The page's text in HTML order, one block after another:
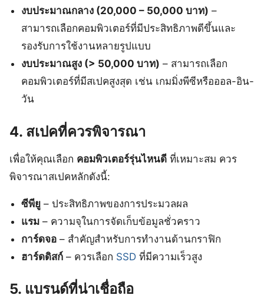
งบประมาณกลาง (20,000 – 50,000 บาท) –
สามารถเลือกคอมพิวเตอร์ที่มีประสิทธิภาพดีขึ้นและ
รองรับการใช้งานหลายรูปแบบ
งบประมาณสูง (> 50,000 บาท) – สามารถเลือก
คอมพิวเตอร์ที่มีสเปคสูงสุด เช่น เกมมิ่งพีซีหรือออล-อิน-
วัน
4. สเปคที่ควรพิจารณา
เพื่อให้คุณเลือก คอมพิวเตอร์รุ่นไหนดี ที่เหมาะสม ควร
พิจารณาสเปคหลักดังนี้:
ซีพียู – ประสิทธิภาพของการประมวลผล
แรม – ความจุในการจัดเก็บข้อมูลชั่วคราว
การ์ดจอ – สำคัญสำหรับการทำงานด้านกราฟิก
ฮาร์ดดิสก์ – ควรเลือก SSD ที่มีความเร็วสูง
5. แบรนด์ที่น่าเชื่อถือ